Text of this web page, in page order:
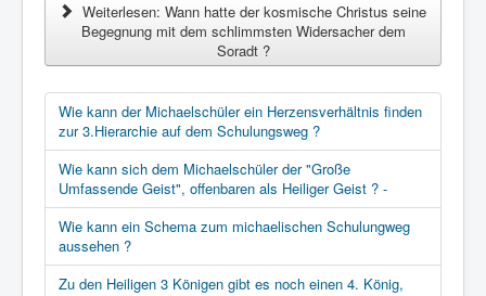
Weiterlesen: Wann hatte der kosmische Christus seine
Begegnung mit dem schlimmsten Widersacher dem
Soradt ?
Wie kann der Michaelschüler ein Herzensverhältnis finden
zur 3.Hierarchie auf dem Schulungsweg ?
Wie kann sich dem Michaelschüler der "Große
Umfassende Geist", offenbaren als Heiliger Geist ? -
Wie kann ein Schema zum michaelischen Schulungweg
aussehen ?
Zu den Heiligen 3 Königen gibt es noch einen 4. König,